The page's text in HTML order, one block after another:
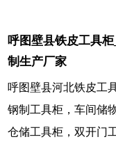
呼图壁县铁皮工具
制生产厂家
呼图壁县河北铁皮工
钢制工具柜，车间储
仓储工具柜，双开门